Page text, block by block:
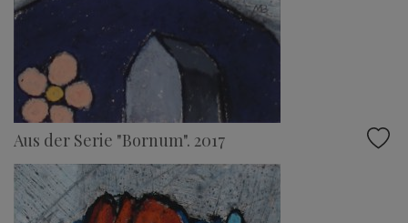
Aus der Serie "Bornum". 2017